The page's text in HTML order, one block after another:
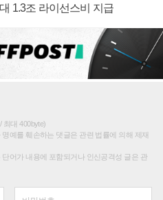
1.3조 라이선스비 지급
최대 400byte)
예를 훼손하는 댓글은 관련 법률에 의해 제재
어가 내용에 포함되거나 인신공격성 글은 관